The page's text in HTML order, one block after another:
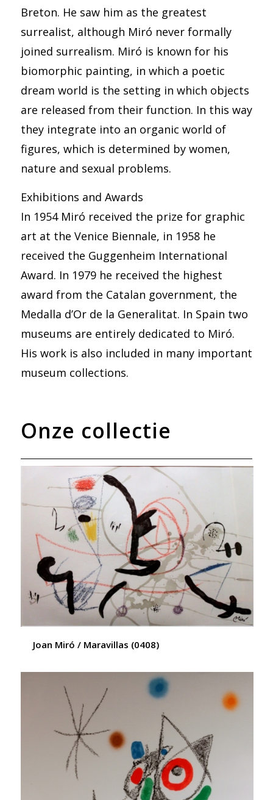
Breton. He saw him as the greatest
surrealist, although Miró never formally
joined surrealism. Miró is known for his
biomorphic painting, in which a poetic
dream world is the setting in which objects
are released from their function. In this way
they integrate into an organic world of
figures, which is determined by women,
nature and sexual problems.
Exhibitions and Awards
In 1954 Miró received the prize for graphic
art at the Venice Biennale, in 1958 he
received the Guggenheim International
Award. In 1979 he received the highest
award from the Catalan government, the
Medalla d’Or de la Generalitat. In Spain two
museums are entirely dedicated to Miró.
His work is also included in many important
museum collections.
Onze collectie
Joan Miró / Maravillas (0408)